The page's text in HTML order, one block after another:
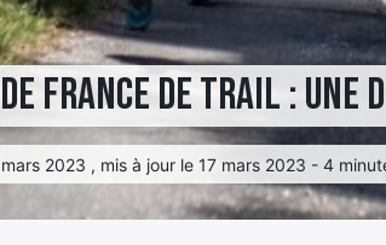
France de trail : une
mars 2023 , mis à jour le 17 mars 2023 - 4